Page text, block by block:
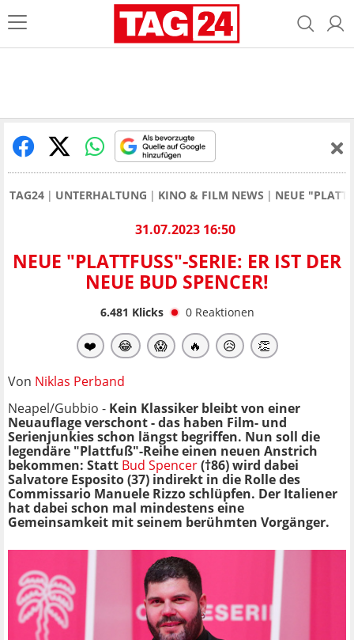
TAG24 UNTERHALTUNG KINO & FILM NEWS NEUE
31.07.2023 16:50
NEUE "PLATTFUSS"-SERIE: ER IST DER N
EUE BUD SPENCER!
6.481 Klicks 0 Reaktionen
❤️ 😂 😱 🔥 😥 👏
Von Niklas Perband
Neapel/Gubbio - Kein Klassiker bleibt von einer
Neuauflage verschont - das haben Film- und
Serienjunkies schon längst begriffen. Nun soll die
legendäre "Plattfuß"-Reihe einen neuen Anstrich
bekommen: Statt Bud Spencer(†86) wird dabei
Salvatore Esposito (37) indirekt in die Rolle des
Commissario Manuele Rizzo schlüpfen. Der Italiener
hat dabei schon mal mindestens eine
Gemeinsamkeit mit seinem berühmten Vorgänger.